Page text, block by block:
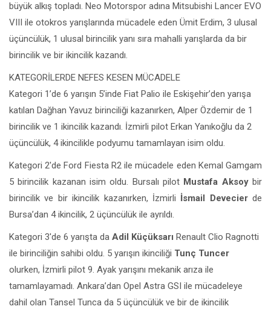
büyük alkış topladı. Neo Motorspor adına Mitsubishi Lancer EVO
VIII ile otokros yarışlarında mücadele eden Ümit Erdim, 3 ulusal
üçüncülük, 1 ulusal birincilik yanı sıra mahalli yarışlarda da bir
birincilik ve bir ikincilik kazandı.
KATEGORİLERDE NEFES KESEN MÜCADELE
Kategori 1’de 6 yarışın 5’inde Fiat Palio ile Eskişehir’den yarışa
katılan Dağhan Yavuz birinciliği kazanırken, Alper Özdemir de 1
birincilik ve 1 ikincilik kazandı. İzmirli pilot Erkan Yanıkoğlu da 2
üçüncülük, 4 ikincilikle podyumu tamamlayan isim oldu.
Kategori 2′de Ford Fiesta R2 ile mücadele eden Kemal Gamgam
5 birincilik kazanan isim oldu. Bursalı pilot Mustafa Aksoy bir
birincilik ve bir ikincilik kazanırken, İzmirli İsmail Devecier de
Bursa’dan 4 ikincilik, 2 üçüncülük ile ayrıldı.
Kategori 3′de 6 yarışta da Adil Küçüksarı Renault Clio Ragnotti
ile birinciliğin sahibi oldu. 5 yarışın ikinciliği Tunç Tuncer
olurken, İzmirli pilot 9. Ayak yarışını mekanik arıza ile
tamamlayamadı. Ankara’dan Opel Astra GSI ile mücadeleye
dahil olan Tansel Tunca da 5 üçüncülük ve bir de ikincilik